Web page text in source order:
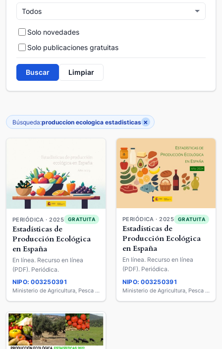
Solo novedades
Solo publicaciones gratuitas
Buscar Limpiar
Búsqueda:produccion ecologica estadisticas ×
PERIÓDICA · 2025 GRATUITA
Estadísticas de
Producción Ecológica
en España
En línea. Recurso en línea
(PDF). Periódica.
NIPO: 003250391
Ministerio de Agricultura, Pesca y Alimentación
PERIÓDICA · 2025 GRATUITA
Estadísticas de
Producción Ecológica
en España
En línea. Recurso en línea
(PDF). Periódica.
NIPO: 003250391
Ministerio de Agricultura, Pesca y Alimentación